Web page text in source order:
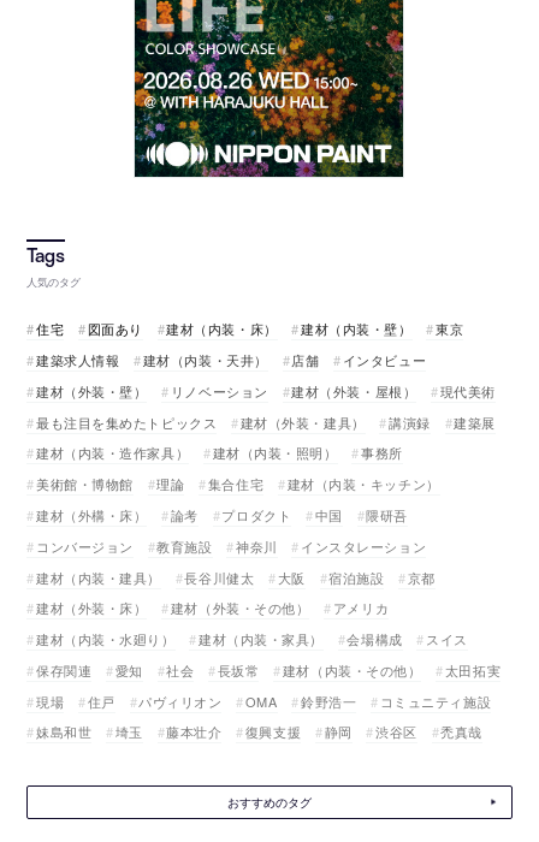
人気のタグ
住宅 図面あり 建材（内装・床） 建材（内装・壁）
東京
建築求人情報
建材（内装・天井） 店舗
インタビュー
建材（外装・壁）
リノベーション 建材（外装・屋根）
現代美術
最も注目を集めたトピックス
建材（外装・建具） 講演録
建築展
建材（内装・造作家具）
建材（内装・照明）
事務所
美術館・博物館
理論 集合住宅
建材（内装・キッチン）
建材（外構・床）
論考 プロダクト 中国
隈研吾
コンバージョン
教育施設 神奈川
インスタレーション
建材（内装・建具）
長谷川健太 大阪 宿泊施設
京都
建材（外装・床）
建材（外装・その他）
アメリカ
建材（内装・水廻り）
建材（内装・家具） 会場構成
スイス
保存関連
愛知 社会 長坂常 建材（内装・その他）
太田拓実
現場
住戸 パヴィリオン OMA 鈴野浩一
コミュニティ施設
妹島和世
埼玉 藤本壮介 復興支援 静岡 渋谷区 禿真哉
おすすめのタグ